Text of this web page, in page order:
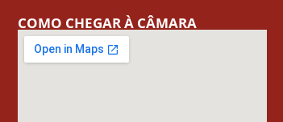
COMO CHEGAR À CÂMARA